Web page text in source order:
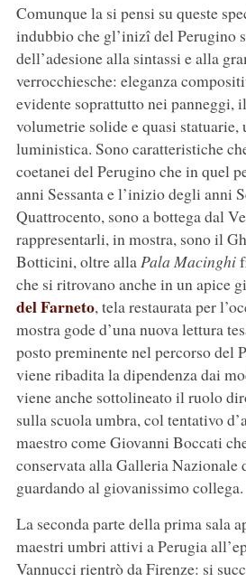
Comunque la si pensi su queste
indubbio che gl’inizî del Perugino
dell’adesione alla sintassi e alla
verrocchiesche: eleganza
evidente soprattutto nei panneggi,
volumetrie solide e quasi statuarie,
luministica. Sono caratteristiche
coetanei del Perugino che in quel
anni Sessanta e l’inizio degli anni
Quattrocento, sono a bottega dal
rappresentarli, in mostra, sono il
Botticini, oltre alla Pala Macinghi
che si ritrovano anche in un apice
del Farneto, tela restaurata per
mostra gode d’una nuova lettura
posto preminente nel percorso del
viene ribadita la dipendenza dai
viene anche sottolineato il ruolo
sulla scuola umbra, col tentativo
maestro come Giovanni Boccati
conservata alla Galleria Nazionale
guardando al giovanissimo collega.
La seconda parte della prima sala
maestri umbri attivi a Perugia
Vannucci rientrò da Firenze: si